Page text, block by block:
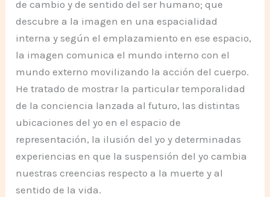
de cambio y de sentido del ser humano; que
descubre a la imagen en una espacialidad
interna y según el emplazamiento en ese espacio,
la imagen comunica el mundo interno con el
mundo externo movilizando la acción del cuerpo.
He tratado de mostrar la particular temporalidad
de la conciencia lanzada al futuro, las distintas
ubicaciones del yo en el espacio de
representación, la ilusión del yo y determinadas
experiencias en que la suspensión del yo cambia
nuestras creencias respecto a la muerte y al
sentido de la vida.